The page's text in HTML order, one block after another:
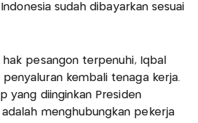
sudah dibayarkan sesuai
pesangon terpenuhi, Iqbal
kembali tenaga kerja.
yang diinginkan Presiden
menghubungkan pekerja